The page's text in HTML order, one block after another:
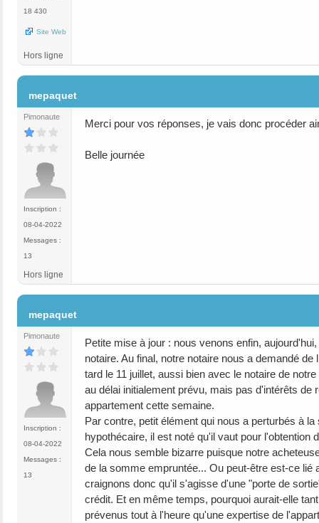
18 430
Site Web
Hors ligne
mepaquet
Pimonaute
Inscription :
08-04-2022
Messages :
13
Merci pour vos réponses, je vais donc procéder
Belle journée
Hors ligne
mepaquet
Pimonaute
Inscription :
08-04-2022
Messages :
13
Petite mise à jour : nous venons enfin,
notaire. Au final, notre notaire nous a demandé
tard le 11 juillet, aussi bien avec le notaire de
au délai initialement prévu, mais pas d'intérêts
appartement cette semaine.
Par contre, petit élément qui nous a perturbés à
hypothécaire, il est noté qu'il vaut pour l'obtention
Cela nous semble bizarre puisque notre
de la somme empruntée... Ou peut-être est-ce lié
craignons donc qu'il s'agisse d'une "porte de
crédit. Et en même temps, pourquoi aurait-elle
prévenus tout à l'heure qu'une expertise de